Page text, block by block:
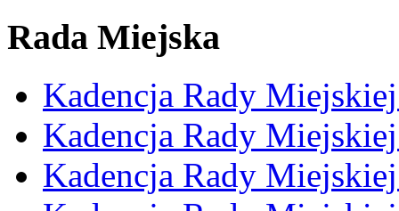
Rada Miejska
Kadencja Rady
Kadencja Rady
Kadencja Rady